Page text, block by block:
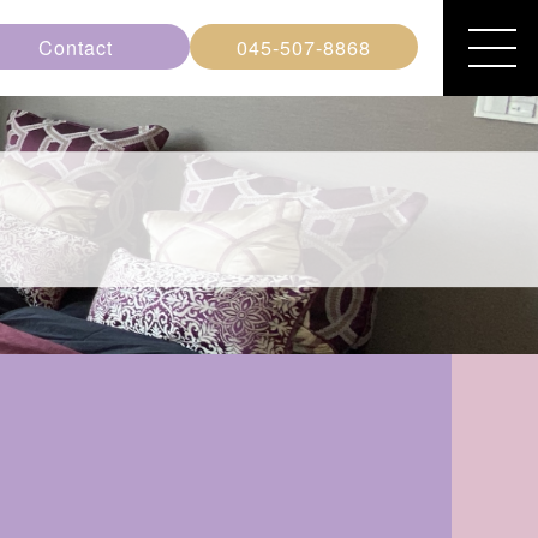
Contact 045-507-8868